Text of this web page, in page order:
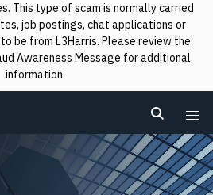
This type of scam is normally carried
job postings, chat applications or
be from L3Harris. Please review the
Awareness Message for additional
information.
Search